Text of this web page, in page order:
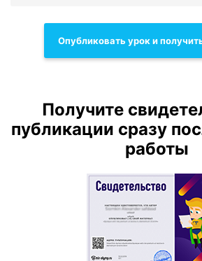
Опубликовать урок и
Получите
публикации сразу
работы